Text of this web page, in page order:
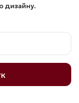
дизайну.